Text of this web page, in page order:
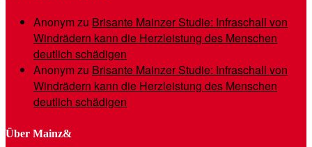
Anonymzu Brisante Mainzer Studie: Infraschall von
Windrädern kann die Herzleistung des Menschen
deutlich schädigen
Anonymzu Brisante Mainzer Studie: Infraschall von
Windrädern kann die Herzleistung des Menschen
deutlich schädigen
Über Mainz&